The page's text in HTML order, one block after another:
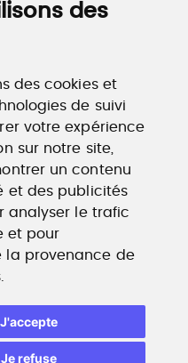
des
des cookies et
de suivi
votre expérience
sur notre site,
un contenu
et des publicités
analyser le trafic
et pour
la provenance de
J'accepte
Je refuse
784.000 visites et
formations aux métiers
formation.com
professionnel
techniques de
conseil.